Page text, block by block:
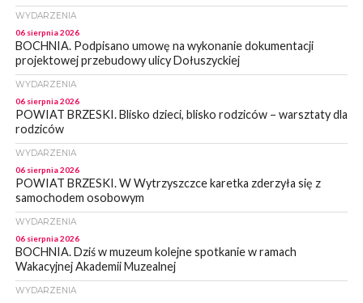
WYDARZENIA
06 sierpnia 2026
BOCHNIA. Podpisano umowę na wykonanie dokumentacji
projektowej przebudowy ulicy Dołuszyckiej
WYDARZENIA
06 sierpnia 2026
POWIAT BRZESKI. Blisko dzieci, blisko rodziców – warsztaty dla
rodziców
WYDARZENIA
06 sierpnia 2026
POWIAT BRZESKI. W Wytrzyszczce karetka zderzyła się z
samochodem osobowym
WYDARZENIA
06 sierpnia 2026
BOCHNIA. Dziś w muzeum kolejne spotkanie w ramach
Wakacyjnej Akademii Muzealnej
WYDARZENIA